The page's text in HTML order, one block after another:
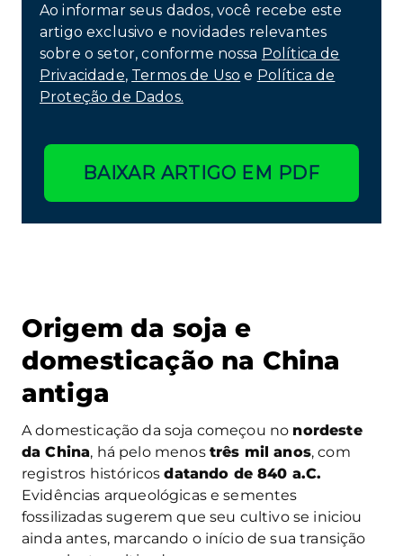
Ao informar seus dados, você recebe este
artigo exclusivo e novidades relevantes
sobre o setor, conforme nossa Política de
Privacidade, Termos de Uso e Política de
Proteção de Dados.
BAIXAR ARTIGO EM PDF
Origem da soja e
domesticação na China
antiga
A domesticação da soja começou no nordeste
da China, há pelo menos três mil anos, com
registros históricosdatando de 840 a.C.
Evidências arqueológicas e sementes
fossilizadas sugerem que seu cultivo se iniciou
ainda antes, marcando o início de sua transição